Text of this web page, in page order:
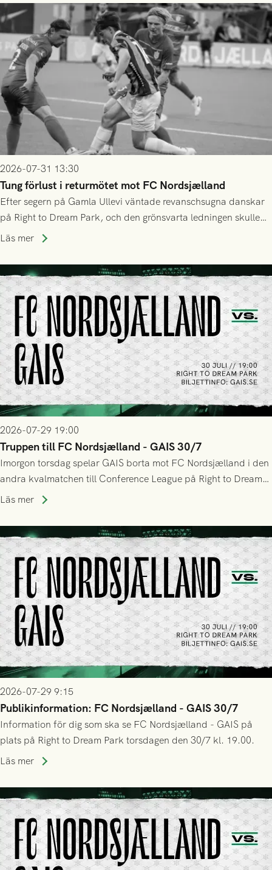
2026-07-31 13:30
Tung förlust i returmötet mot FC Nordsjælland
Efter segern på Gamla Ullevi väntade revanschsugna danskar
på Right to Dream Park, och den grönsvarta ledningen skulle
upphöra efter mindre än kvarten spelad. På lika mark visade
tennissiffror och det grönsvarta europaäventyret tog slut.
Läs mer
2026-07-29 19:00
Truppen till FC Nordsjælland - GAIS 30/7
Imorgon torsdag spelar GAIS borta mot FC Nordsjælland i den
andra kvalmatchen till Conference League på Right to Dream
Park! Fredrik Holmberg och ledarstaben har tagit ut följande
Läs mer
2026-07-29 9:15
Publikinformation: FC Nordsjælland - GAIS 30/7
Information för dig som ska se FC Nordsjælland - GAIS på
plats på Right to Dream Park torsdagen den 30/7 kl. 19.00.
Läs mer